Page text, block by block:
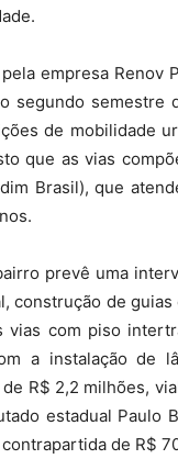
empresa Renov
semestre
de mobilidade
que as vias
Brasil), que
prevê uma
construção de
vias com piso
a instalação de
R$ 2,2 milhões,
estadual Paulo
de R$